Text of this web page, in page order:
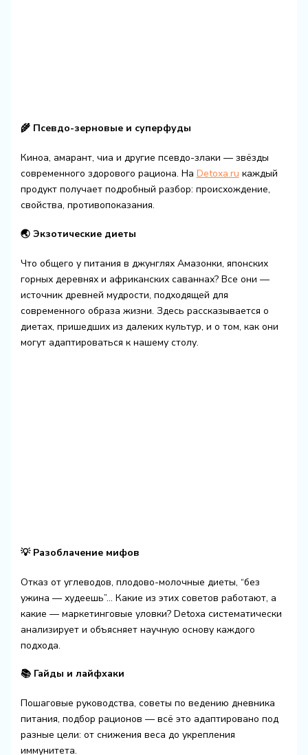
🌾 Псевдо-зерновые и суперфуды
Киноа, амарант, чиа и другие псевдо-злаки — звёзды
современного здорового рациона. На Detoxa.ru каждый
продукт получает подробный разбор: происхождение,
свойства, противопоказания.
🌏 Экзотические диеты
Что общего у питания в джунглях Амазонки, японских
горных деревнях и африканских саваннах? Все они —
источник древней мудрости, подходящей для
современного образа жизни. Здесь рассказывается о
диетах, пришедших из далеких культур, и о том, как они
могут адаптироваться к нашему столу.
💡 Разоблачение мифов
Отказ от углеводов, плодово-молочные диеты, “без
ужина — худеешь”… Какие из этих советов работают, а
какие — маркетинговые уловки? Detoxa систематически
анализирует и объясняет научную основу каждого
подхода.
📚 Гайды и лайфхаки
Пошаговые руководства, советы по ведению дневника
питания, подбор рационов — всё это адаптировано под
разные цели: от снижения веса до укрепления
иммунитета.